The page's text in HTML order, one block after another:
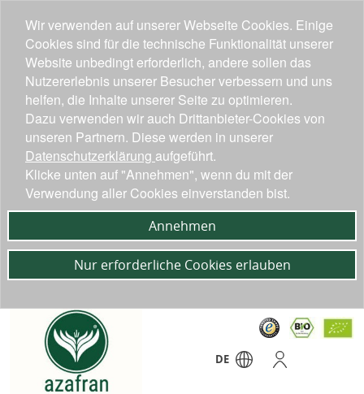
DE
Wir verwenden auf unserer Webseite Cookies. Einige
Cookies sind für die technische Funktionalität unserer
Website unbedingt erforderlich, andere sollen das
Nutzererlebnis unserer Besucher verbessern und uns
helfen, die Inhalte unserer Seite zu optimieren.
Dazu verwenden wir auch Drittanbieter-Cookies von
unseren Partnern. Diese werden in unserer
Datenschutzerklärung aufgeführt.
Klicke unten auf "Annehmen", wenn du mit der
Verwendung aller Cookies einverstanden bist.
Annehmen
Nur erforderliche Cookies erlauben